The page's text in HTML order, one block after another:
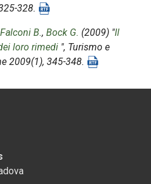
328.
Falconi B., Bock G. (2009) "Il
loro rimedi ", Turismo e
2009(1), 345-348.